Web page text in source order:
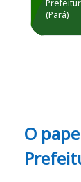
(Pará)
O